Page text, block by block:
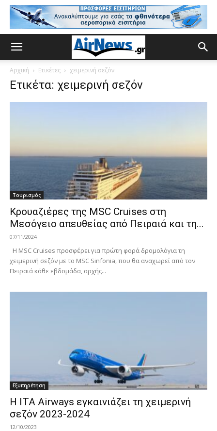
Αρχική Ετικέτες χειμερινή σεζόν
Ετικέτα: χειμερινή σεζόν
Τουρισμός
Κρουαζιέρες της MSC Cruises στη
Μεσόγειο απευθείας από Πειραιά και τη...
07/11/2024
Η MSC Cruises προσφέρει για πρώτη φορά δρομολόγια τη
χειμερινή σεζόν με το MSC Sinfonia, που θα αναχωρεί από τον
Πειραιά κάθε εβδομάδα, αρχής...
Εξυπηρέτηση
Η ITA Airways εγκαινιάζει τη χειμερινή
σεζόν 2023-2024
12/10/2023